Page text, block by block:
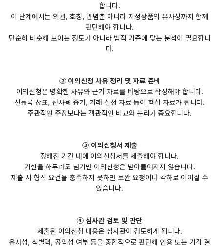
합니다.
이 단계에서는 외관, 호칭, 관념뿐 아니라 지정상품의 유사성까지 함께
판단해야 합니다.
단순히 비슷해 보이는 정도가 아니라 법적 기준에 맞는 분석이 필요합니
다.
② 이의신청 사유 정리 및 자료 준비
이의신청은 명확한 사유와 근거 자료를 바탕으로 작성해야 합니다.
선등록 상표, 선사용 증거, 거래 실정 자료 등이 핵심 자료가 됩니다.
주관적인 주장보다는 객관적인 비교와 논리가 중요합니다.
③ 이의신청서 제출
정해진 기간 내에 이의신청서를 제출해야 합니다.
기한을 하루라도 넘기면 이의신청은 받아들여지지 않습니다.
제출 시 형식 요건을 충족하지 못하면 보완 요청이나 각하로 이어질 수
있습니다.
④ 심사관 검토 및 판단
제출된 이의신청 내용은 심사관이 검토하게 됩니다.
유사성, 식별력, 공익성 여부 등을 종합적으로 판단해 인용 또는 기각 결